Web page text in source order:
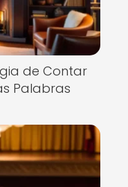
de Contar
Palabras